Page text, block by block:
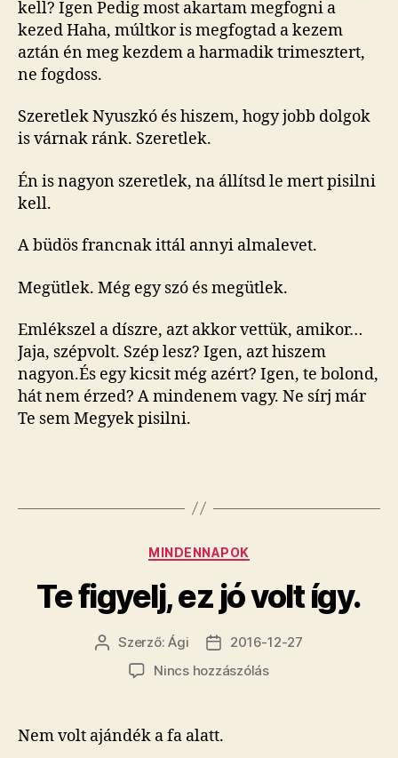
kell? Igen Pedig most akartam megfogni a
kezed Haha, múltkor is megfogtad a kezem
aztán én meg kezdem a harmadik trimesztert,
ne fogdoss.
Szeretlek Nyuszkó és hiszem, hogy jobb dolgok
is várnak ránk. Szeretlek.
Én is nagyon szeretlek, na állítsd le mert pisilni
kell.
A büdös francnak ittál annyi almalevet.
Megütlek. Még egy szó és megütlek.
Emlékszel a díszre, azt akkor vettük, amikor…
Jaja, szépvolt. Szép lesz? Igen, azt hiszem
nagyon.És egy kicsit még azért? Igen, te bolond,
hát nem érzed? A mindenem vagy. Ne sírj már
Te sem Megyek pisilni.
Kategóriák
MINDENNAPOK
Te figyelj, ez jó volt így.
Bejegyzés
szerzője
Szerző:Ági
Bejegyzés
dátuma
2016-12-27
Nincs hozzászólása(z)
Nem volt ajándék a fa alatt.